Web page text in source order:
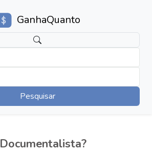
GanhaQuanto
Pesquisar
Documentalista?